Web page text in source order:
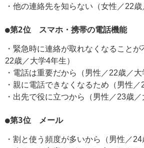
・他の連絡先を知らない（女性／22歳
●第2位 スマホ・携帯の電話機能
・緊急時に連絡が取れなくなること
22歳／大学4年生）
・電話は重要だから（男性／22歳／大
・親に電話できなくなるため（男性／
・出先で役に立つから（男性／23歳／
●第3位 メール
・割と使う頻度が多いから（男性／24